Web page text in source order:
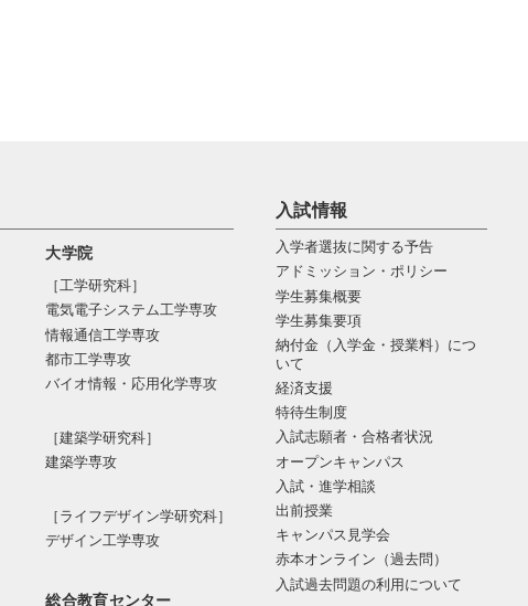
大学院
［工学研究科］
電気電⼦システム⼯学専攻
情報通信⼯学専攻
都市⼯学専攻
バイオ情報・応⽤化学専攻
［建築学研究科］
建築学専攻
［ライフデザイン学研究科］
デザイン工学専攻
総合教育センター
入試情報
入学者選抜に関する予告
アドミッション・ポリシー
学生募集概要
学生募集要項
納付金（入学金・授業料）につ
いて
経済支援
特待生制度
入試志願者・合格者状況
オープンキャンパス
入試・進学相談
出前授業
キャンパス見学会
赤本オンライン（過去問）
入試過去問題の利用について